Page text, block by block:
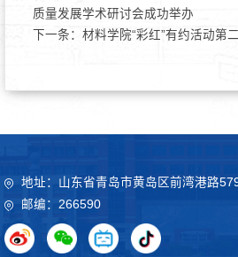
质量发展学术研讨会成功举办
下一条： 材料学院“彩红”有约活动第
地址：山东省青岛市黄岛区前湾港路
邮编：266590